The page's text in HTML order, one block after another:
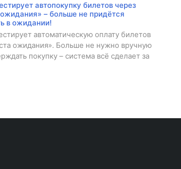
автопокупку билетов через
– больше не придётся
в ожидании!
автоматическую оплату билетов
ожидания». Больше не нужно вручную
покупку – система всё сделает за